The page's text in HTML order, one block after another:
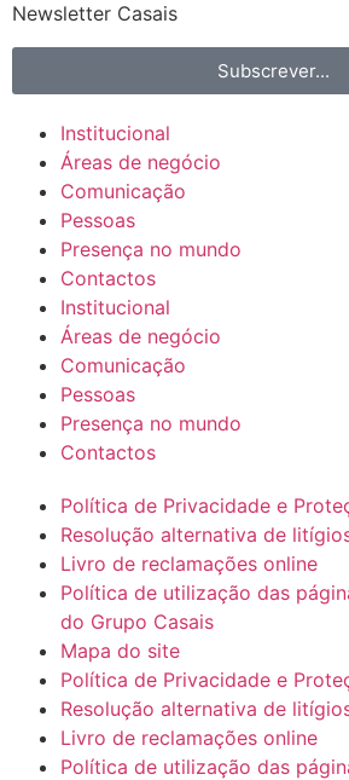
Newsletter Casais
Subscrever...
Institucional
Áreas de negócio
Comunicação
Pessoas
Presença no mundo
Contactos
Institucional
Áreas de negócio
Comunicação
Pessoas
Presença no mundo
Contactos
Política de Privacidade e
Resolução alternativa de
Livro de reclamações online
Política de utilização das
do Grupo Casais
Mapa do site
Política de Privacidade e
Resolução alternativa de
Livro de reclamações online
Política de utilização das